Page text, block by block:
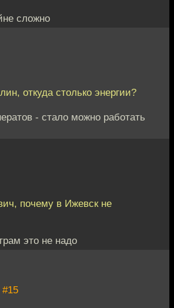
сложно
откуда столько энергии?
- стало можно работать
почему в Ижевск не
это не надо
#15